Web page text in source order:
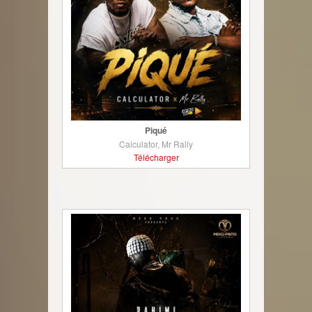
Piqué
Calculator, Mr Rally
Télécharger